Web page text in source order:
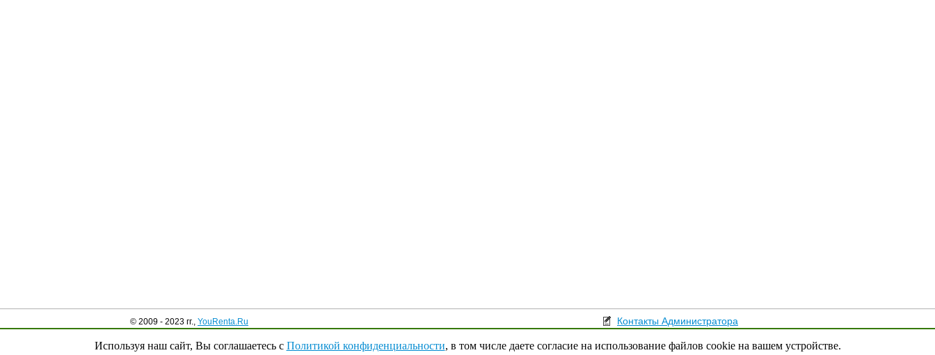
© 2009 - 2023 гг., YouRenta.Ru Контакты Администратора
Политика конфиденциальности
Используя наш сайт, Вы соглашаетесь с Политикой конфиденциальности, в том числе даете согласие на использование файлов cookie на вашем устройстве.